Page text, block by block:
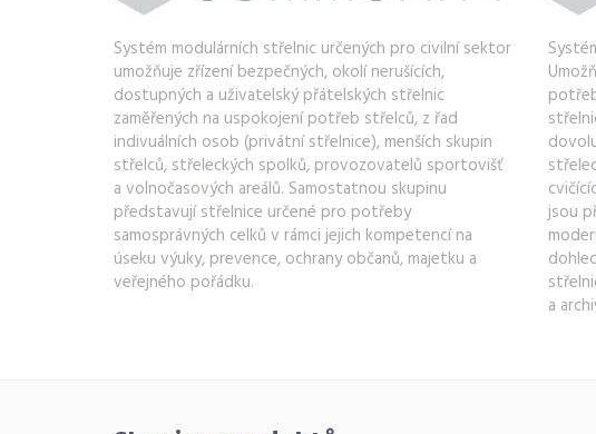
Systém modulárních střelnic určených pro civilní sektor
umožňuje zřízení bezpečných, okolí nerušících,
dostupných a uživatelský přátelských střelnic
zaměřených na uspokojení potřeb střelců, z řad
indivuálních osob (privátní střelnice), menších skupin
střelců, střeleckých spolků, provozovatelů sportovišť
a volnočasových areálů. Samostatnou skupinu
představují střelnice určené pro potřeby
samosprávných celků v rámci jejich kompetencí na
úseku výuky, prevence, ochrany občanů, majetku a
veřejného pořádku.
jsou
a